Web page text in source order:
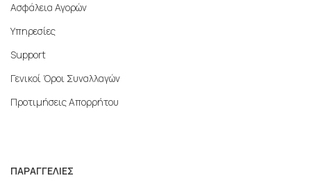
Ασφάλεια Αγορών
Υπηρεσίες
Support
Γενικοί Όροι Συναλλαγών
Προτιμήσεις Απορρήτου
ΠΑΡΑΓΓΕΛΙΕΣ